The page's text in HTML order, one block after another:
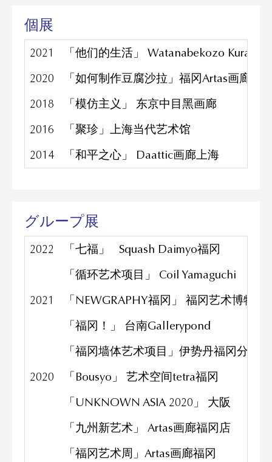
個展
2021
「他们的生活」 Watanabekozo Kura
2020
「如何制作豆腐沙拉」福冈Artas画廊
2018
「模仿主义」 东京中目黑画廊
2016
「聚珍」上海当代艺术馆
2014
「和平之心」 Daattic画廊上海
グループ展
2022
「七福」 Squash Daimyo福冈
「循环艺术项目」 Coil Yamaguchi
2021
「NEWGRAPHY福冈」 福冈艺术博物馆
「福冈！」 台南Gallerypond
「福冈墙体艺术项目」伊势丹福冈分公
2020
「Bousyo」 艺术空间tetra福冈
「UNKNOWN ASIA 2020」 大阪
「九州新艺术」 Artas画廊福冈店
「福冈艺术周」Artas画廊福冈